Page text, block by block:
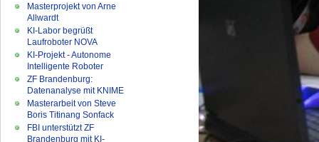
Masterprojekt von Arne
Allwardt
KI-Labor begrüßt
Laufroboter NOVA
KI-Projekt - Autonome
Intelligente Roboter
ZF Brandenburg:
Datenanalyse mit KNIME
Masterarbeit von Steve
Boris Titinang Sonfack
FBI unterstützt ZF
Brandenburg mit KI-